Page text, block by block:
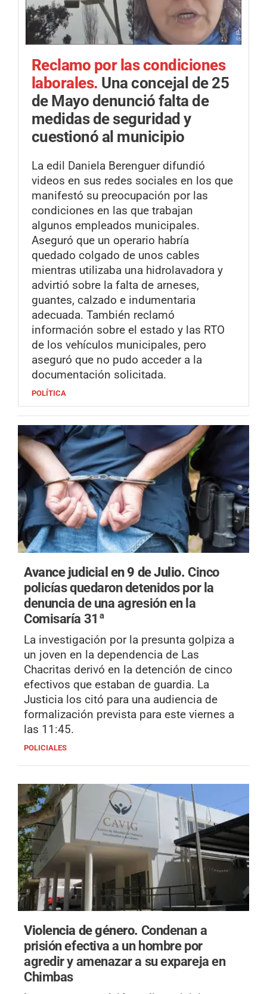
Reclamo por las condiciones
laborales. Una concejal de 25
de Mayo denunció falta de
medidas de seguridad y
cuestionó al municipio
La edil Daniela Berenguer difundió
videos en sus redes sociales en los que
manifestó su preocupación por las
condiciones en las que trabajan
algunos empleados municipales.
Aseguró que un operario habría
quedado colgado de unos cables
mientras utilizaba una hidrolavadora y
advirtió sobre la falta de arneses,
guantes, calzado e indumentaria
adecuada. También reclamó
información sobre el estado y las RTO
de los vehículos municipales, pero
aseguró que no pudo acceder a la
documentación solicitada.
POLÍTICA
Avance judicial en 9 de Julio. Cinco
policías quedaron detenidos por la
denuncia de una agresión en la
Comisaría 31ª
La investigación por la presunta golpiza a
un joven en la dependencia de Las
Chacritas derivó en la detención de cinco
efectivos que estaban de guardia. La
Justicia los citó para una audiencia de
formalización prevista para este viernes a
las 11:45.
POLICIALES
Violencia de género. Condenan a
prisión efectiva a un hombre por
agredir y amenazar a su expareja en
Chimbas